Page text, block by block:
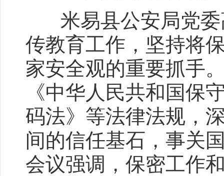
米易县公安局党委
传教育工作，坚持将
家安全观的重要抓手
《中华人民共和国保
码法》等法律法规，
间的信任基石，事关
会议强调，保密工作